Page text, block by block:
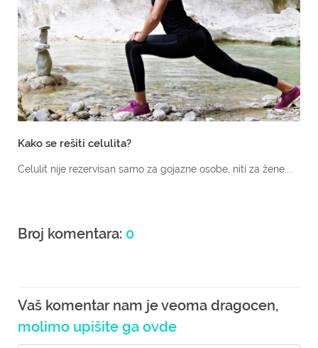
Kako se rešiti celulita?
Celulit nije rezervisan samo za gojazne osobe, niti za žene....
Broj komentara: 0
Vaš komentar nam je veoma dragocen,
molimo upišite ga ovde